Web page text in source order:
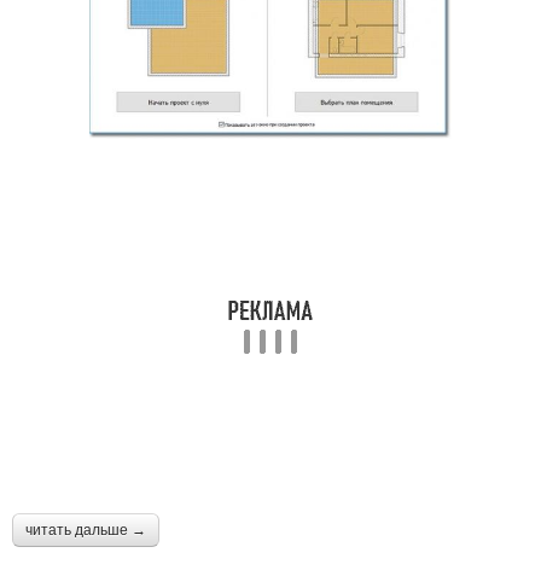
читать дальше →